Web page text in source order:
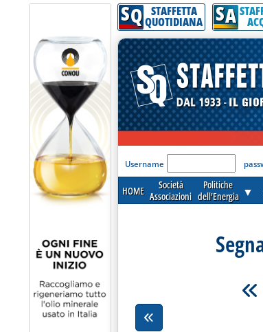
SQ STAFFETTA
QUOTIDIANA SA
'Modulo Login per
Username
HOME
Società
Associazioni
Politiche
dell'Energia ▼